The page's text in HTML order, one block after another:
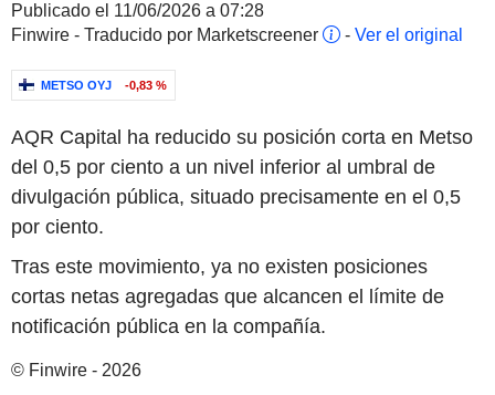
Publicado el 11/06/2026 a 07:28
Finwire - Traducido por Marketscreener
- Ver el original
METSO OYJ -0,83 %
AQR Capital ha reducido su posición corta en Metso
del 0,5 por ciento a un nivel inferior al umbral de
divulgación pública, situado precisamente en el 0,5
por ciento.
Tras este movimiento, ya no existen posiciones
cortas netas agregadas que alcancen el límite de
notificación pública en la compañía.
© Finwire - 2026